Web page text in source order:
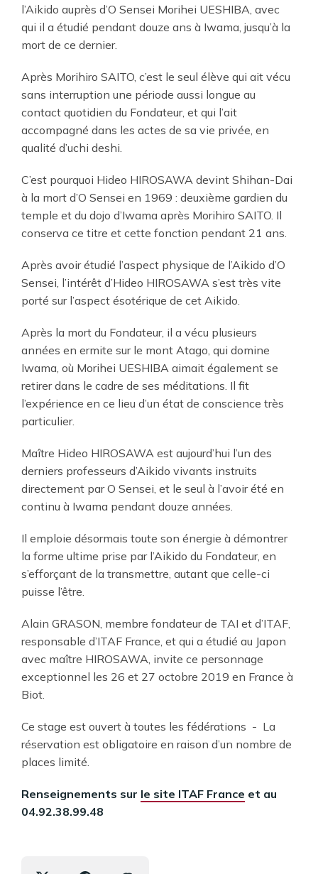
l’Aikido auprès d’O Sensei Morihei UESHIBA, avec
qui il a étudié pendant douze ans à Iwama, jusqu’à la
mort de ce dernier.
Après Morihiro SAITO, c’est le seul élève qui ait vécu
sans interruption une période aussi longue au
contact quotidien du Fondateur, et qui l’ait
accompagné dans les actes de sa vie privée, en
qualité d’uchi deshi.
C’est pourquoi Hideo HIROSAWA devint Shihan-Dai
à la mort d’O Sensei en 1969 : deuxième gardien du
temple et du dojo d’Iwama après Morihiro SAITO. Il
conserva ce titre et cette fonction pendant 21 ans.
Après avoir étudié l’aspect physique de l’Aikido d’O
Sensei, l’intérêt d’Hideo HIROSAWA s’est très vite
porté sur l’aspect ésotérique de cet Aikido.
Après la mort du Fondateur, il a vécu plusieurs
années en ermite sur le mont Atago, qui domine
Iwama, où Morihei UESHIBA aimait également se
retirer dans le cadre de ses méditations. Il fit
l’expérience en ce lieu d’un état de conscience très
particulier.
Maître Hideo HIROSAWA est aujourd’hui l’un des
derniers professeurs d’Aikido vivants instruits
directement par O Sensei, et le seul à l’avoir été en
continu à Iwama pendant douze années.
Il emploie désormais toute son énergie à démontrer
la forme ultime prise par l’Aikido du Fondateur, en
s’efforçant de la transmettre, autant que celle-ci
puisse l’être.
Alain GRASON, membre fondateur de TAI et d’ITAF,
responsable d’ITAF France, et qui a étudié au Japon
avec maître HIROSAWA, invite ce personnage
exceptionnel les 26 et 27 octobre 2019 en France à
Biot.
Ce stage est ouvert à toutes les fédérations - La
réservation est obligatoire en raison d’un nombre de
places limité.
Renseignements sur le site ITAF France et au
04.92.38.99.48